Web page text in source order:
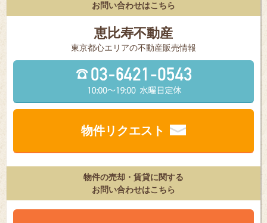
お問い合わせはこちら
恵比寿不動産
東京都⼼エリアの不動産販売情報
物件リクエスト
物件の売却・賃貸に関する
お問い合わせはこちら